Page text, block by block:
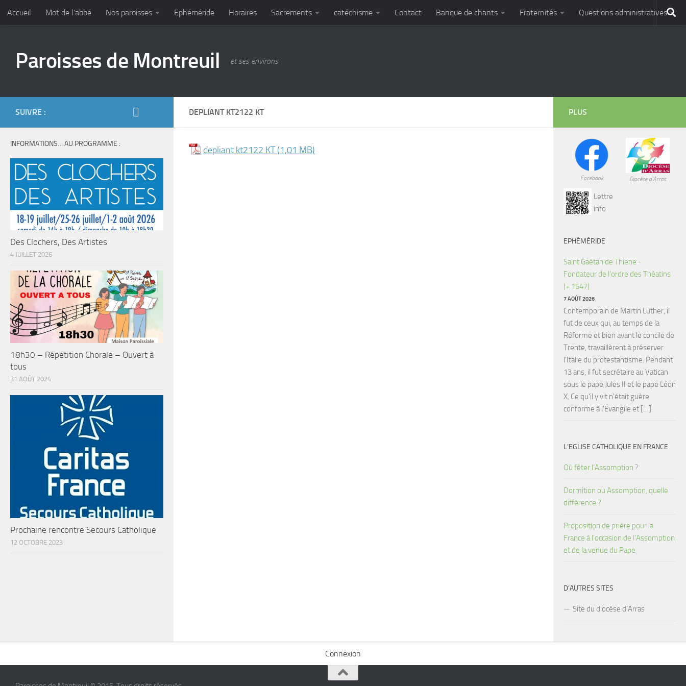
Skip to content
Accueil Mot de l’abbé Nos paroisses Ephéméride Horaires Sacrements catéchisme Contact Banque de chants Fraternités Questions administratives
Paroisses de Montreuil et ses environs
DEPLIANT KT2122 KT
depliant kt2122 KT
SUIVRE :
INFORMATIONS… AU PROGRAMME :
Des Clochers, Des Artistes
4 JUILLET 2026
18h30 – Répétition Chorale – Ouvert à
tous
31 AOÛT 2024
Prochaine rencontre Secours Catholique
12 OCTOBRE 2023
PLUS
Facebook
Lettre
info
Diocèse d'Arras
EPHÉMÉRIDE
Saint Gaétan de Thiene -
Fondateur de l'ordre des Théatins
(+ 1547)
7 AOÛT 2026
Contemporain de Martin Luther, il
fut de ceux qui, au temps de la
Réforme et bien avant le concile de
Trente, travaillèrent à préserver
l'Italie du protestantisme. Pendant
13 ans, il fut secrétaire au Vatican
sous le pape Jules II et le pape Léon
X. Ce qu'il y vit n'était guère
conforme à l'Évangile et […]
L’EGLISE CATHOLIQUE EN FRANCE
Où fêter l’Assomption ?
Dormition ou Assomption, quelle
différence ?
Proposition de prière pour la
France à l’occasion de l’Assomption
et de la venue du Pape
D’AUTRES SITES
Site du diocèse d’Arras
Connexion